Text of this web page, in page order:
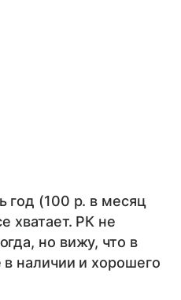
год (100 р. в месяц
хватает. РК не
но вижу, что в
в наличии и хорошего